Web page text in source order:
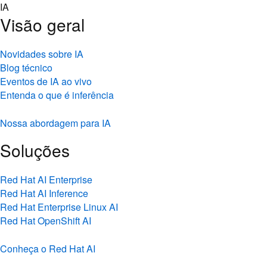
Skip
to
content
IA
Visão geral
Novidades sobre IA
Blog técnico
Eventos de IA ao vivo
Entenda o que é inferência
Nossa abordagem para IA
Soluções
Red Hat AI Enterprise
Red Hat AI Inference
Red Hat Enterprise Linux AI
Red Hat OpenShift AI
Conheça o Red Hat AI